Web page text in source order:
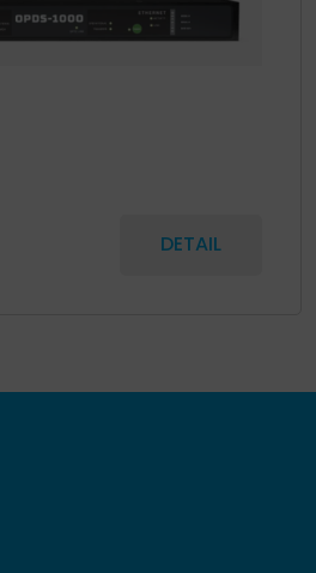
DETAIL